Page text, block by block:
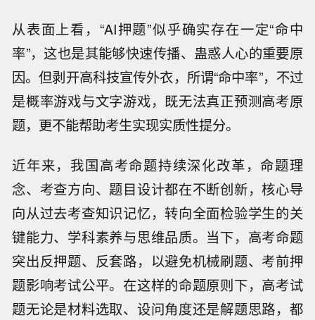
从表面上看，“AI押题”似乎确实存在一定“命中
率”，这也是其能够快速传播、蛊惑人心的重要原
因。但剥开高科技宣传外衣，所谓“命中率”，不过
是概率游戏与文字游戏，既无法真正预测高考原
题，更不能帮助考生实现实质性提分。
近年来，我国高考命题持续深化改革，命题理
念、考查方向、题目设计都在不断创新，核心导
向从过去考查知识记忆，转向全面检验学生的关
键能力、学科素养与思维品质。当下，高考命题
突出反押题、反套路，以避免机械刷题、考前押
题影响考试公平。在这样的命题原则下，高考试
题无论是材料选取、设问角度还是解题思路，都